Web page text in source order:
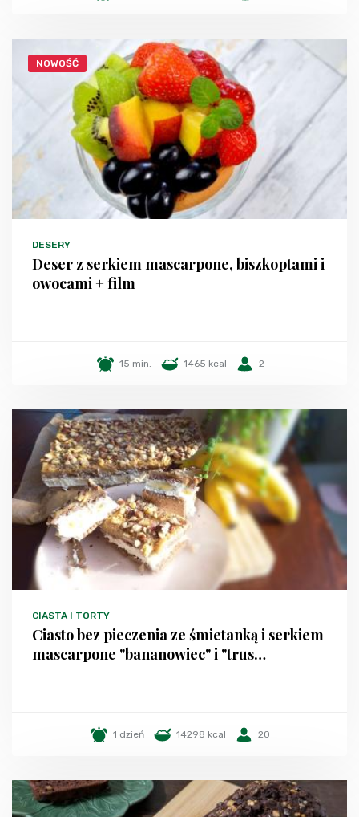
NOWOŚĆ
DESERY
Deser z serkiem mascarpone, biszkoptami i
owocami + film
15 min. 1465 kcal 2
CIASTA I TORTY
Ciasto bez pieczenia ze śmietanką i serkiem
mascarpone "bananowiec" i "trus…
1 dzień 14298 kcal 20